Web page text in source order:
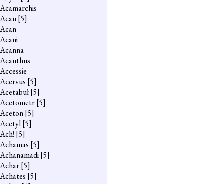
Acamarchis
Acan[5]
Acan
Acani
Acanna
Acanthus
Accessie
Acervus [5]
Acetabuł[5]
Acetometr[5]
Aceton[5]
Acetyl[5]
Ach! [5]
Achamas [5]
Achanamadi[5]
Achar[5]
Achates [5]